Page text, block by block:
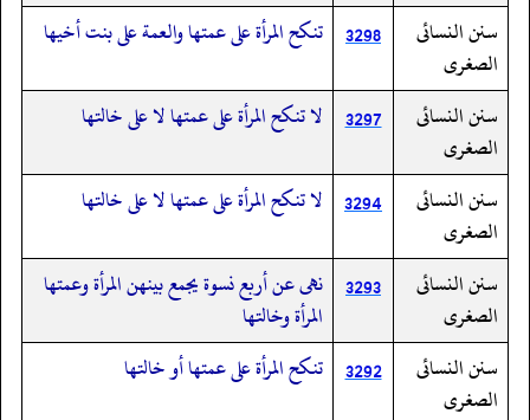
سنن النسائى
الصغرى
3298 تنكح المرأة على عمتها والعمة على بنت أخيها
سنن النسائى
الصغرى
3297 لا تنكح المرأة على عمتها لا على خالتها
سنن النسائى
الصغرى
3294 لا تنكح المرأة على عمتها لا على خالتها
سنن النسائى
الصغرى
3293 نهى عن أربع نسوة يجمع بينهن المرأة وعمتها
المرأة وخالتها
سنن النسائى
الصغرى
3292 تنكح المرأة على عمتها أو خالتها